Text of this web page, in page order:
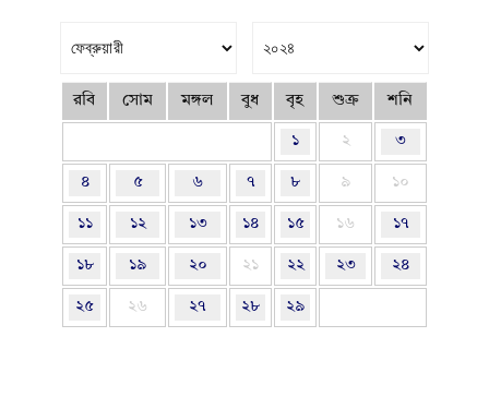
রবি সোম মঙ্গল বুধ বৃহ শুক্র শনি
১ ২ ৩
৪ ৫ ৬ ৭ ৮ ৯ ১০
১১ ১২ ১৩ ১৪ ১৫ ১৬ ১৭
১৮ ১৯ ২০ ২১ ২২ ২৩ ২৪
২৫ ২৬ ২৭ ২৮ ২৯